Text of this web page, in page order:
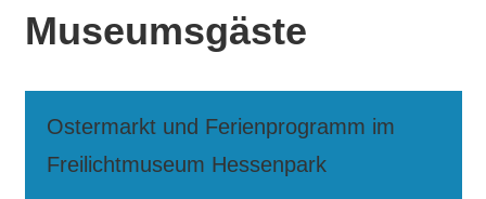
Museumsgäste
Ostermarkt und Ferienprogramm im
Freilichtmuseum Hessenpark